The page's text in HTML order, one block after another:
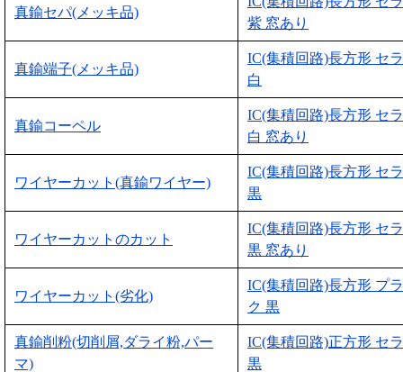
真鍮セパ(メッキ品)
紫 窓あり
真鍮端子(メッキ品)
IC(集積回路)長方形 セ
白
真鍮コーペル
IC(集積回路)長方形 セ
白 窓あり
ワイヤーカット(真鍮ワイヤー)
IC(集積回路)長方形 セ
黒
ワイヤーカットのカット
IC(集積回路)長方形 セ
黒 窓あり
ワイヤーカット(劣化)
IC(集積回路)長方形 プ
ク 黒
真鍮削粉(切削屑,ダライ粉,パー
マ)
IC(集積回路)正方形 セ
黒